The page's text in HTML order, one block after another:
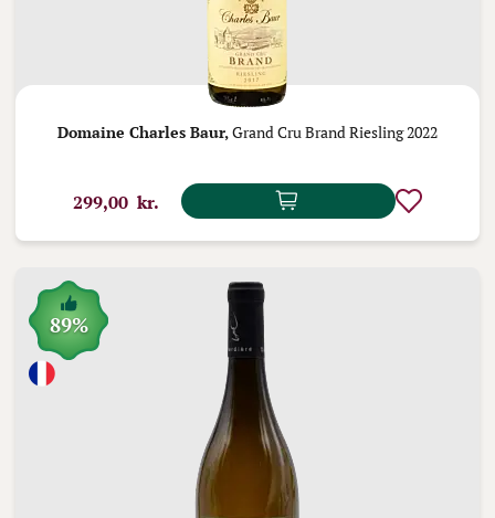
Domaine Charles Baur,Grand Cru Brand Riesling 2022
299,00 kr.
89%